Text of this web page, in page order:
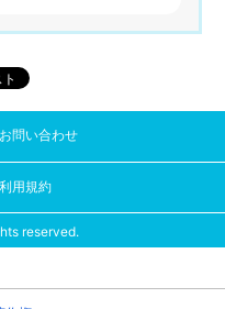
お問い合わせ
利用規約
reserved.